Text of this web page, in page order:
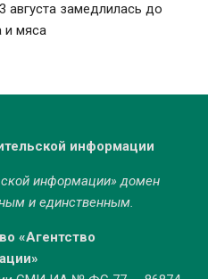
августа замедлилась до
и мяса
информации
информации» домен
и единственным.
«Агентство